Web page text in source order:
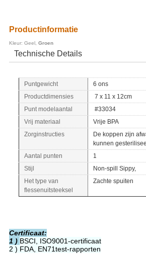
Productinformatie
Kleur: Geel, Groen
Technische Details
Puntgewicht
6 ons
Productdimensies
7 x 11 x 12cm
Punt modelaantal
#33034
Vrij materiaal
Vrije BPA
Zorginstructies
De koppen zijn
kunnen
Aantal punten
1
Stijl
Non-spill Sippy,
Het type van
flessenuitsteeksel
Zachte spuiten
Certificaat:
1 ) BSCI, ISO9001-certificaat
2 ) FDA, EN71test-rapporten